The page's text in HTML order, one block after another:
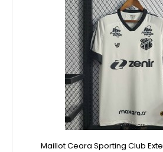
Maillot Ceara Sporting Club